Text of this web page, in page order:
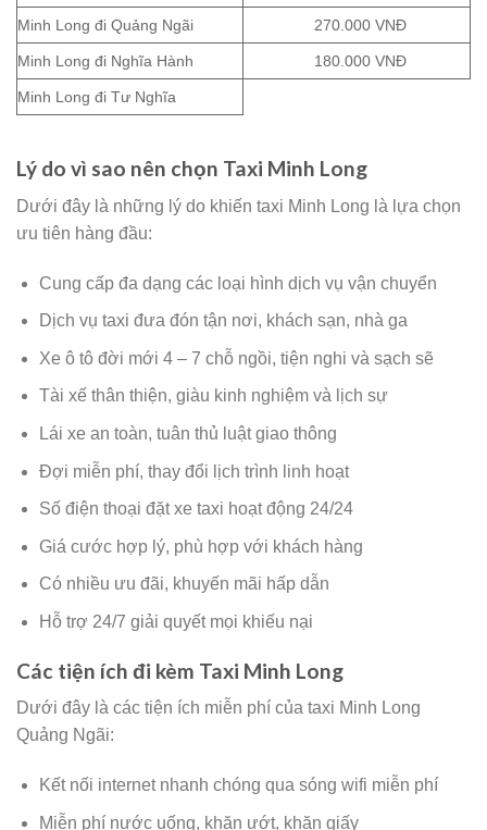
Minh Long đi Quảng Ngãi 270.000 VNĐ
Minh Long đi Nghĩa Hành 180.000 VNĐ
Minh Long đi Tư Nghĩa
Lý do vì sao nên chọn Taxi Minh Long
Dưới đây là những lý do khiến taxi Minh Long là lựa chọn
ưu tiên hàng đầu:
Cung cấp đa dạng các loại hình dịch vụ vận chuyển
Dịch vụ taxi đưa đón tận nơi, khách sạn, nhà ga
Xe ô tô đời mới 4 – 7 chỗ ngồi, tiện nghi và sạch sẽ
Tài xế thân thiện, giàu kinh nghiệm và lịch sự
Lái xe an toàn, tuân thủ luật giao thông
Đợi miễn phí, thay đổi lịch trình linh hoạt
Số điện thoại đặt xe taxi hoạt động 24/24
Giá cước hợp lý, phù hợp với khách hàng
Có nhiều ưu đãi, khuyến mãi hấp dẫn
Hỗ trợ 24/7 giải quyết mọi khiếu nại
Các tiện ích đi kèm Taxi Minh Long
Dưới đây là các tiện ích miễn phí của taxi Minh Long
Quảng Ngãi:
Kết nối internet nhanh chóng qua sóng wifi miễn phí
Miễn phí nước uống, khăn ướt, khăn giấy